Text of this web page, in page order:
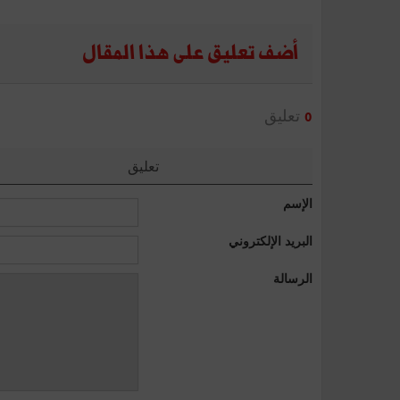
أضف تعليق على هذا المقال
0 تعليق
تعليق
الإسم
البريد الإلكتروني
الرسالة